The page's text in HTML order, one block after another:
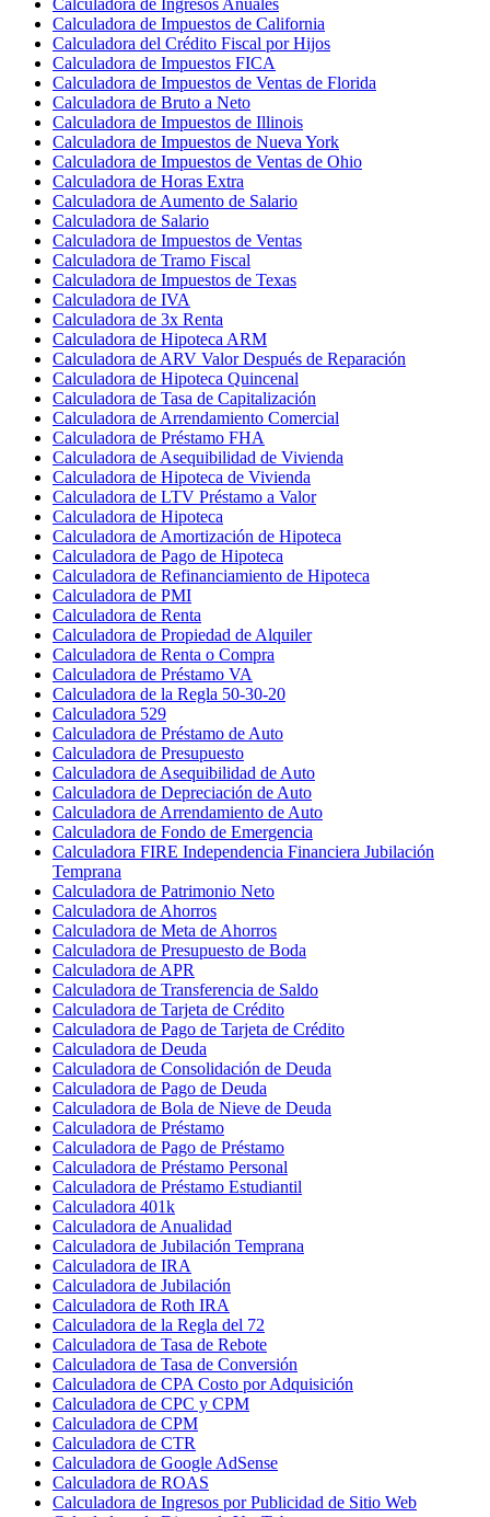
Calculadora de Impuestos de California
Calculadora del Crédito Fiscal por Hijos
Calculadora de Impuestos FICA
Calculadora de Impuestos de Ventas de Florida
Calculadora de Bruto a Neto
Calculadora de Impuestos de Illinois
Calculadora de Impuestos de Nueva York
Calculadora de Impuestos de Ventas de Ohio
Calculadora de Horas Extra
Calculadora de Aumento de Salario
Calculadora de Salario
Calculadora de Impuestos de Ventas
Calculadora de Tramo Fiscal
Calculadora de Impuestos de Texas
Calculadora de IVA
Calculadora de 3x Renta
Calculadora de Hipoteca ARM
Calculadora de ARV Valor Después de Reparación
Calculadora de Hipoteca Quincenal
Calculadora de Tasa de Capitalización
Calculadora de Arrendamiento Comercial
Calculadora de Préstamo FHA
Calculadora de Asequibilidad de Vivienda
Calculadora de Hipoteca de Vivienda
Calculadora de LTV Préstamo a Valor
Calculadora de Hipoteca
Calculadora de Amortización de Hipoteca
Calculadora de Pago de Hipoteca
Calculadora de Refinanciamiento de Hipoteca
Calculadora de PMI
Calculadora de Renta
Calculadora de Propiedad de Alquiler
Calculadora de Renta o Compra
Calculadora de Préstamo VA
Calculadora de la Regla 50-30-20
Calculadora 529
Calculadora de Préstamo de Auto
Calculadora de Presupuesto
Calculadora de Asequibilidad de Auto
Calculadora de Depreciación de Auto
Calculadora de Arrendamiento de Auto
Calculadora de Fondo de Emergencia
Calculadora FIRE Independencia Financiera Jubilación
Temprana
Calculadora de Patrimonio Neto
Calculadora de Ahorros
Calculadora de Meta de Ahorros
Calculadora de Presupuesto de Boda
Calculadora de APR
Calculadora de Transferencia de Saldo
Calculadora de Tarjeta de Crédito
Calculadora de Pago de Tarjeta de Crédito
Calculadora de Deuda
Calculadora de Consolidación de Deuda
Calculadora de Pago de Deuda
Calculadora de Bola de Nieve de Deuda
Calculadora de Préstamo
Calculadora de Pago de Préstamo
Calculadora de Préstamo Personal
Calculadora de Préstamo Estudiantil
Calculadora 401k
Calculadora de Anualidad
Calculadora de Jubilación Temprana
Calculadora de IRA
Calculadora de Jubilación
Calculadora de Roth IRA
Calculadora de la Regla del 72
Calculadora de Tasa de Rebote
Calculadora de Tasa de Conversión
Calculadora de CPA Costo por Adquisición
Calculadora de CPC y CPM
Calculadora de CPM
Calculadora de CTR
Calculadora de Google AdSense
Calculadora de ROAS
Calculadora de Ingresos por Publicidad de Sitio Web